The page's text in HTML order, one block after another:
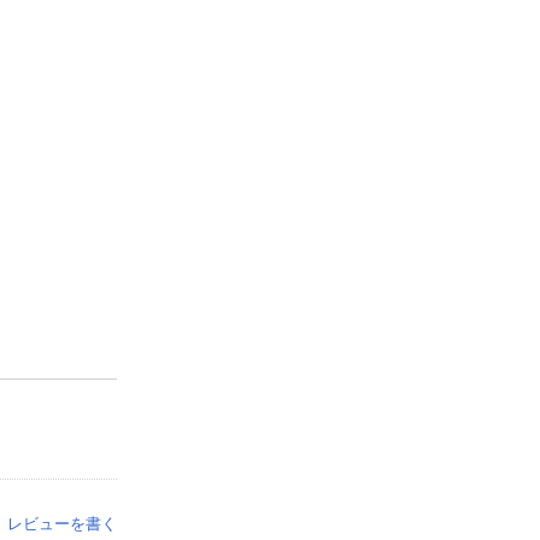
レビューを書く